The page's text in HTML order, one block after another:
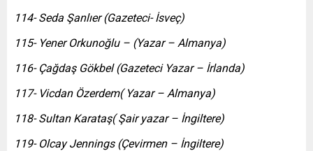
114- Seda Şanlıer (Gazeteci- İsveç)
115- Yener Orkunoğlu – (Yazar – Almanya)
116- Çağdaş Gökbel (Gazeteci Yazar – İrlanda)
117- Vicdan Özerdem( Yazar – Almanya)
118- Sultan Karataş( Şair yazar – İngiltere)
119- Olcay Jennings (Çevirmen – İngiltere)